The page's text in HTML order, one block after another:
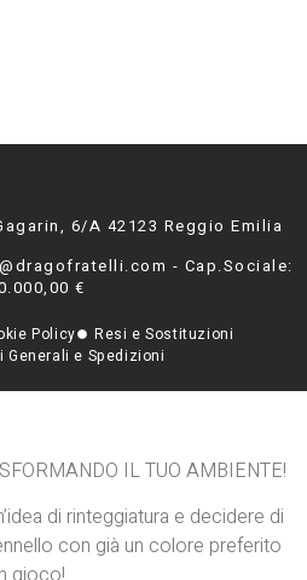
6/A 42123 Reggio Emilia
- Cap.Sociale:
€
Policy
Resi e Sostituzioni
Generali e Spedizioni
IL TUO AMBIENTE!
di rinteggiatura e decidere di
con già un colore preferito